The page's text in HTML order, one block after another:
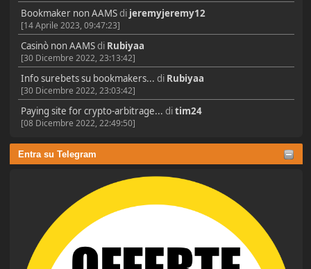
Bookmaker non AAMSdi jeremyjeremy12
[14 Aprile 2023, 09:47:23]
Casinò non AAMSdi Rubiyaa
[30 Dicembre 2022, 23:13:42]
Info surebets su bookmakers... di Rubiyaa
[30 Dicembre 2022, 23:03:42]
Paying site for crypto-arbitrage... ditim24
[08 Dicembre 2022, 22:49:50]
Entra su Telegram